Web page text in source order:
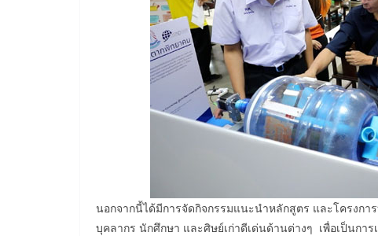
นอกจากนี้ได้มีการจัดกิจกรรมแนะนำหลักสูตร และโครงก
บุคลากร นักศึกษา และศิษย์เก่าดีเด่นด้านต่างๆ เพื่อเป็นกา